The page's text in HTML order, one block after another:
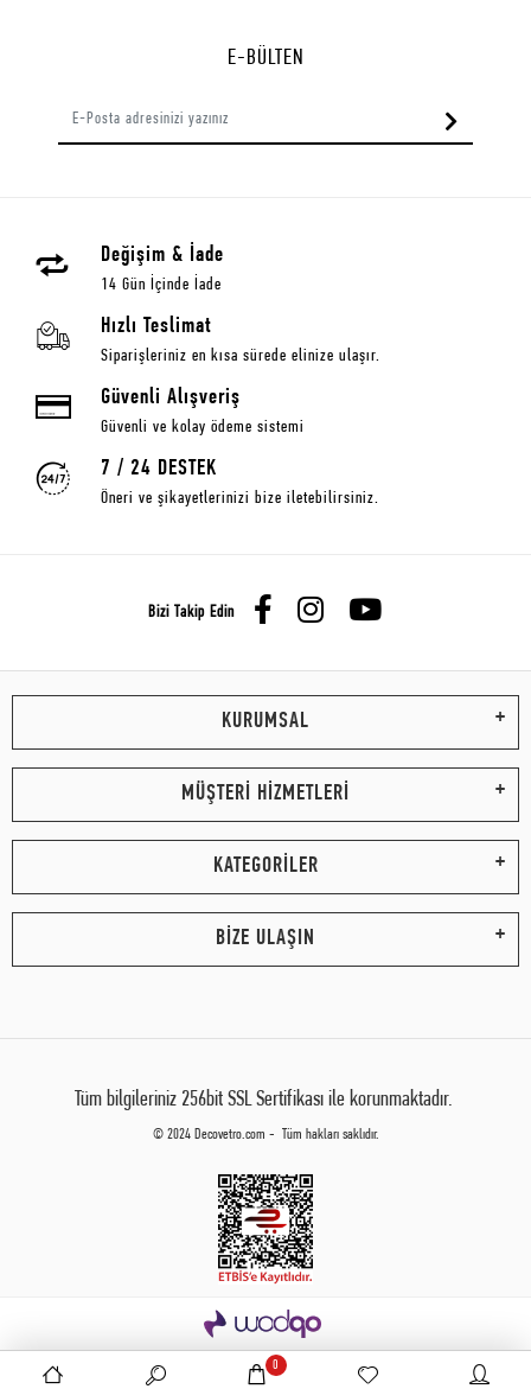
E-BÜLTEN
Değişim & İade
14 Gün İçinde İade
Hızlı Teslimat
Siparişleriniz en kısa sürede elinize ulaşır.
Güvenli Alışveriş
Güvenli ve kolay ödeme sistemi
7 / 24 DESTEK
Öneri ve şikayetlerinizi bize iletebilirsiniz.
Bizi Takip Edin
KURUMSAL
MÜŞTERİ HİZMETLERİ
KATEGORİLER
BİZE ULAŞIN
Tüm bilgileriniz 256bit SSL Sertifikası ile korunmaktadır.
© 2024 Decovetro.com - Tüm hakları saklıdır.
0